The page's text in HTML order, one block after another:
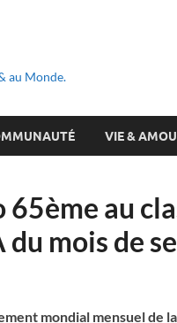
au Monde.
VIE &
65ème au
mois de
mondial mensuel de